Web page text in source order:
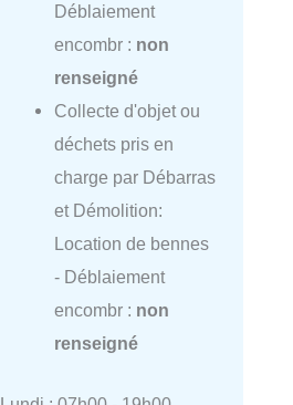
Déblaiement
encombr : non
renseigné
Collecte d'objet ou
déchets pris en
charge par Débarras
et Démolition:
Location de bennes
- Déblaiement
encombr : non
renseigné